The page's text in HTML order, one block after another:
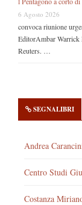
6 Agosto 2026
convoca riunione
EditorAmbar Warrick
Reuters. …
SEGNALIBRI
Andrea
Centro Studi
Costanza